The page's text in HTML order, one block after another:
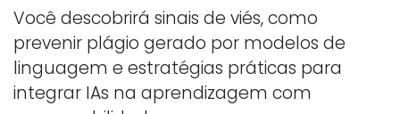
Você descobrirá sinais de viés, como
prevenir plágio gerado por modelos de
linguagem e estratégias práticas para
integrar IAs na aprendizagem com